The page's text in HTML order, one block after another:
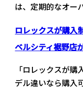
は、定期的なオ
ロレックスが購入
ベルシティ裾野店
「ロレックスが
デル違いなら購入